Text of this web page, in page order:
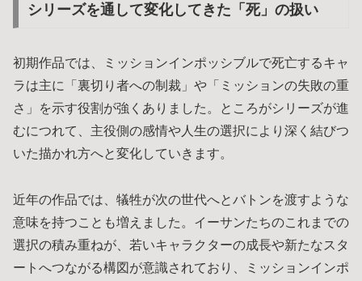
シリーズを通して変化してきた「死」の扱い
初期作品では、ミッションインポッシブルで死亡するキャ
ラは主に「裏切り者への制裁」や「ミッションの失敗の重
さ」を示す役割が強くありました。ところがシリーズが進
むにつれて、主役側の感情や人生の選択により深く結びつ
いた描かれ方へと変化していきます。
近年の作品では、犠牲が次の世代へとバトンを渡すような
意味を持つことも増えました。イーサンたちのこれまでの
選択の積み重ねが、若いキャラクターの成長や新たなスタ
ートへつながる構図が意識されており、ミッションインポ